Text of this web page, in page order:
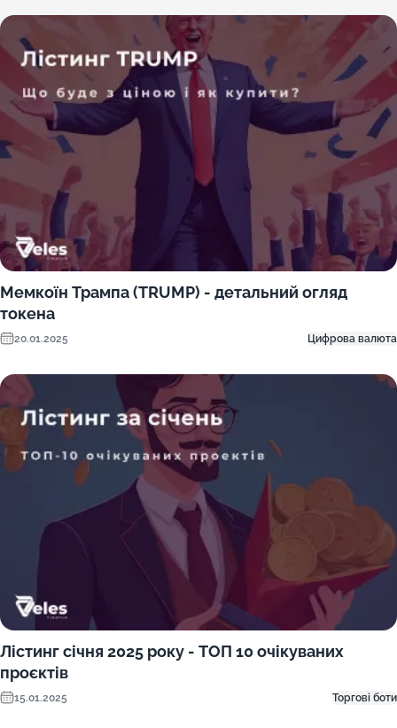
Мемкоїн Трампа (TRUMP) - детальний огляд
токена
20.01.2025 Цифрова валюта
Лістинг січня 2025 року - ТОП 10 очікуваних
проєктів
15.01.2025 Торгові боти